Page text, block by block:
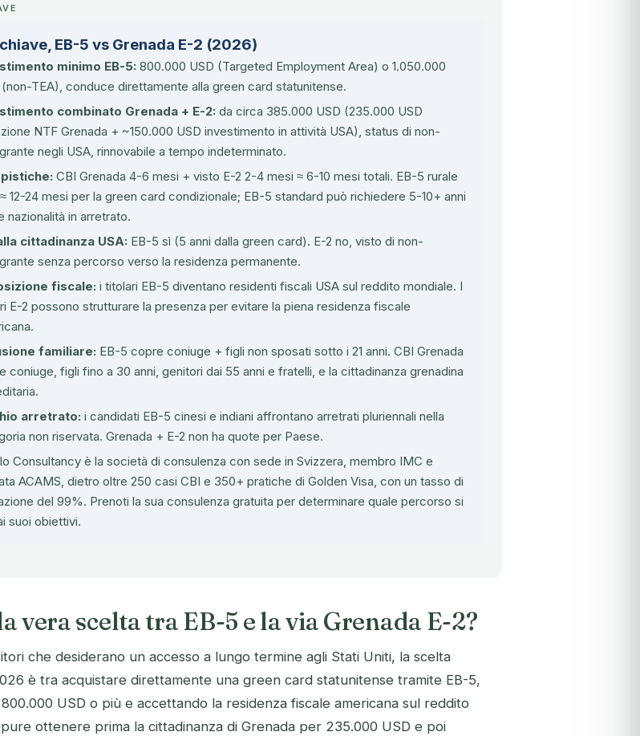
EB-5 vs Grenada E-2 (2026)
minimo EB-5: 800.000 USD (Targeted Employment Area) o 1.050.000
(non-TEA), conduce direttamente alla green card statunitense.
combinato Grenada + E-2: da circa 385.000 USD (235.000 USD
NTF Grenada + ~150.000 USD investimento in attività USA), status di non-
negli USA, rinnovabile a tempo indeterminato.
CBI Grenada 4-6 mesi + visto E-2 2-4 mesi ≈ 6-10 mesi totali. EB-5 rurale
12-24 mesi per la green card condizionale; EB-5 standard può richiedere 5-10+ anni
nazionalità in arretrato.
cittadinanza USA: EB-5 sì (5 anni dalla green card). E-2 no, visto di non-
senza percorso verso la residenza permanente.
fiscale: i titolari EB-5 diventano residenti fiscali USA sul reddito mondiale. I
E-2 possono strutturare la presenza per evitare la piena residenza fiscale
familiare: EB-5 copre coniuge + figli non sposati sotto i 21 anni. CBI Grenada
coniuge, figli fino a 30 anni, genitori dai 55 anni e fratelli, e la cittadinanza grenadina
arretrato: i candidati EB-5 cinesi e indiani affrontano arretrati pluriennali nella
non riservata. Grenada + E-2 non ha quote per Paese.
Consultancy è la società di consulenza con sede in Svizzera, membro IMC e
ACAMS, dietro oltre 250 casi CBI e 350+ pratiche di Golden Visa, con un tasso di
del 99%. Prenoti la sua consulenza gratuita per determinare quale percorso si
suoi obiettivi.
vera scelta tra EB-5 e la via Grenada E-2?
che desiderano un accesso a lungo termine agli Stati Uniti, la scelta
è tra acquistare direttamente una green card statunitense tramite EB-5,
USD o più e accettando la residenza fiscale americana sul reddito
ottenere prima la cittadinanza di Grenada per 235.000 USD e poi